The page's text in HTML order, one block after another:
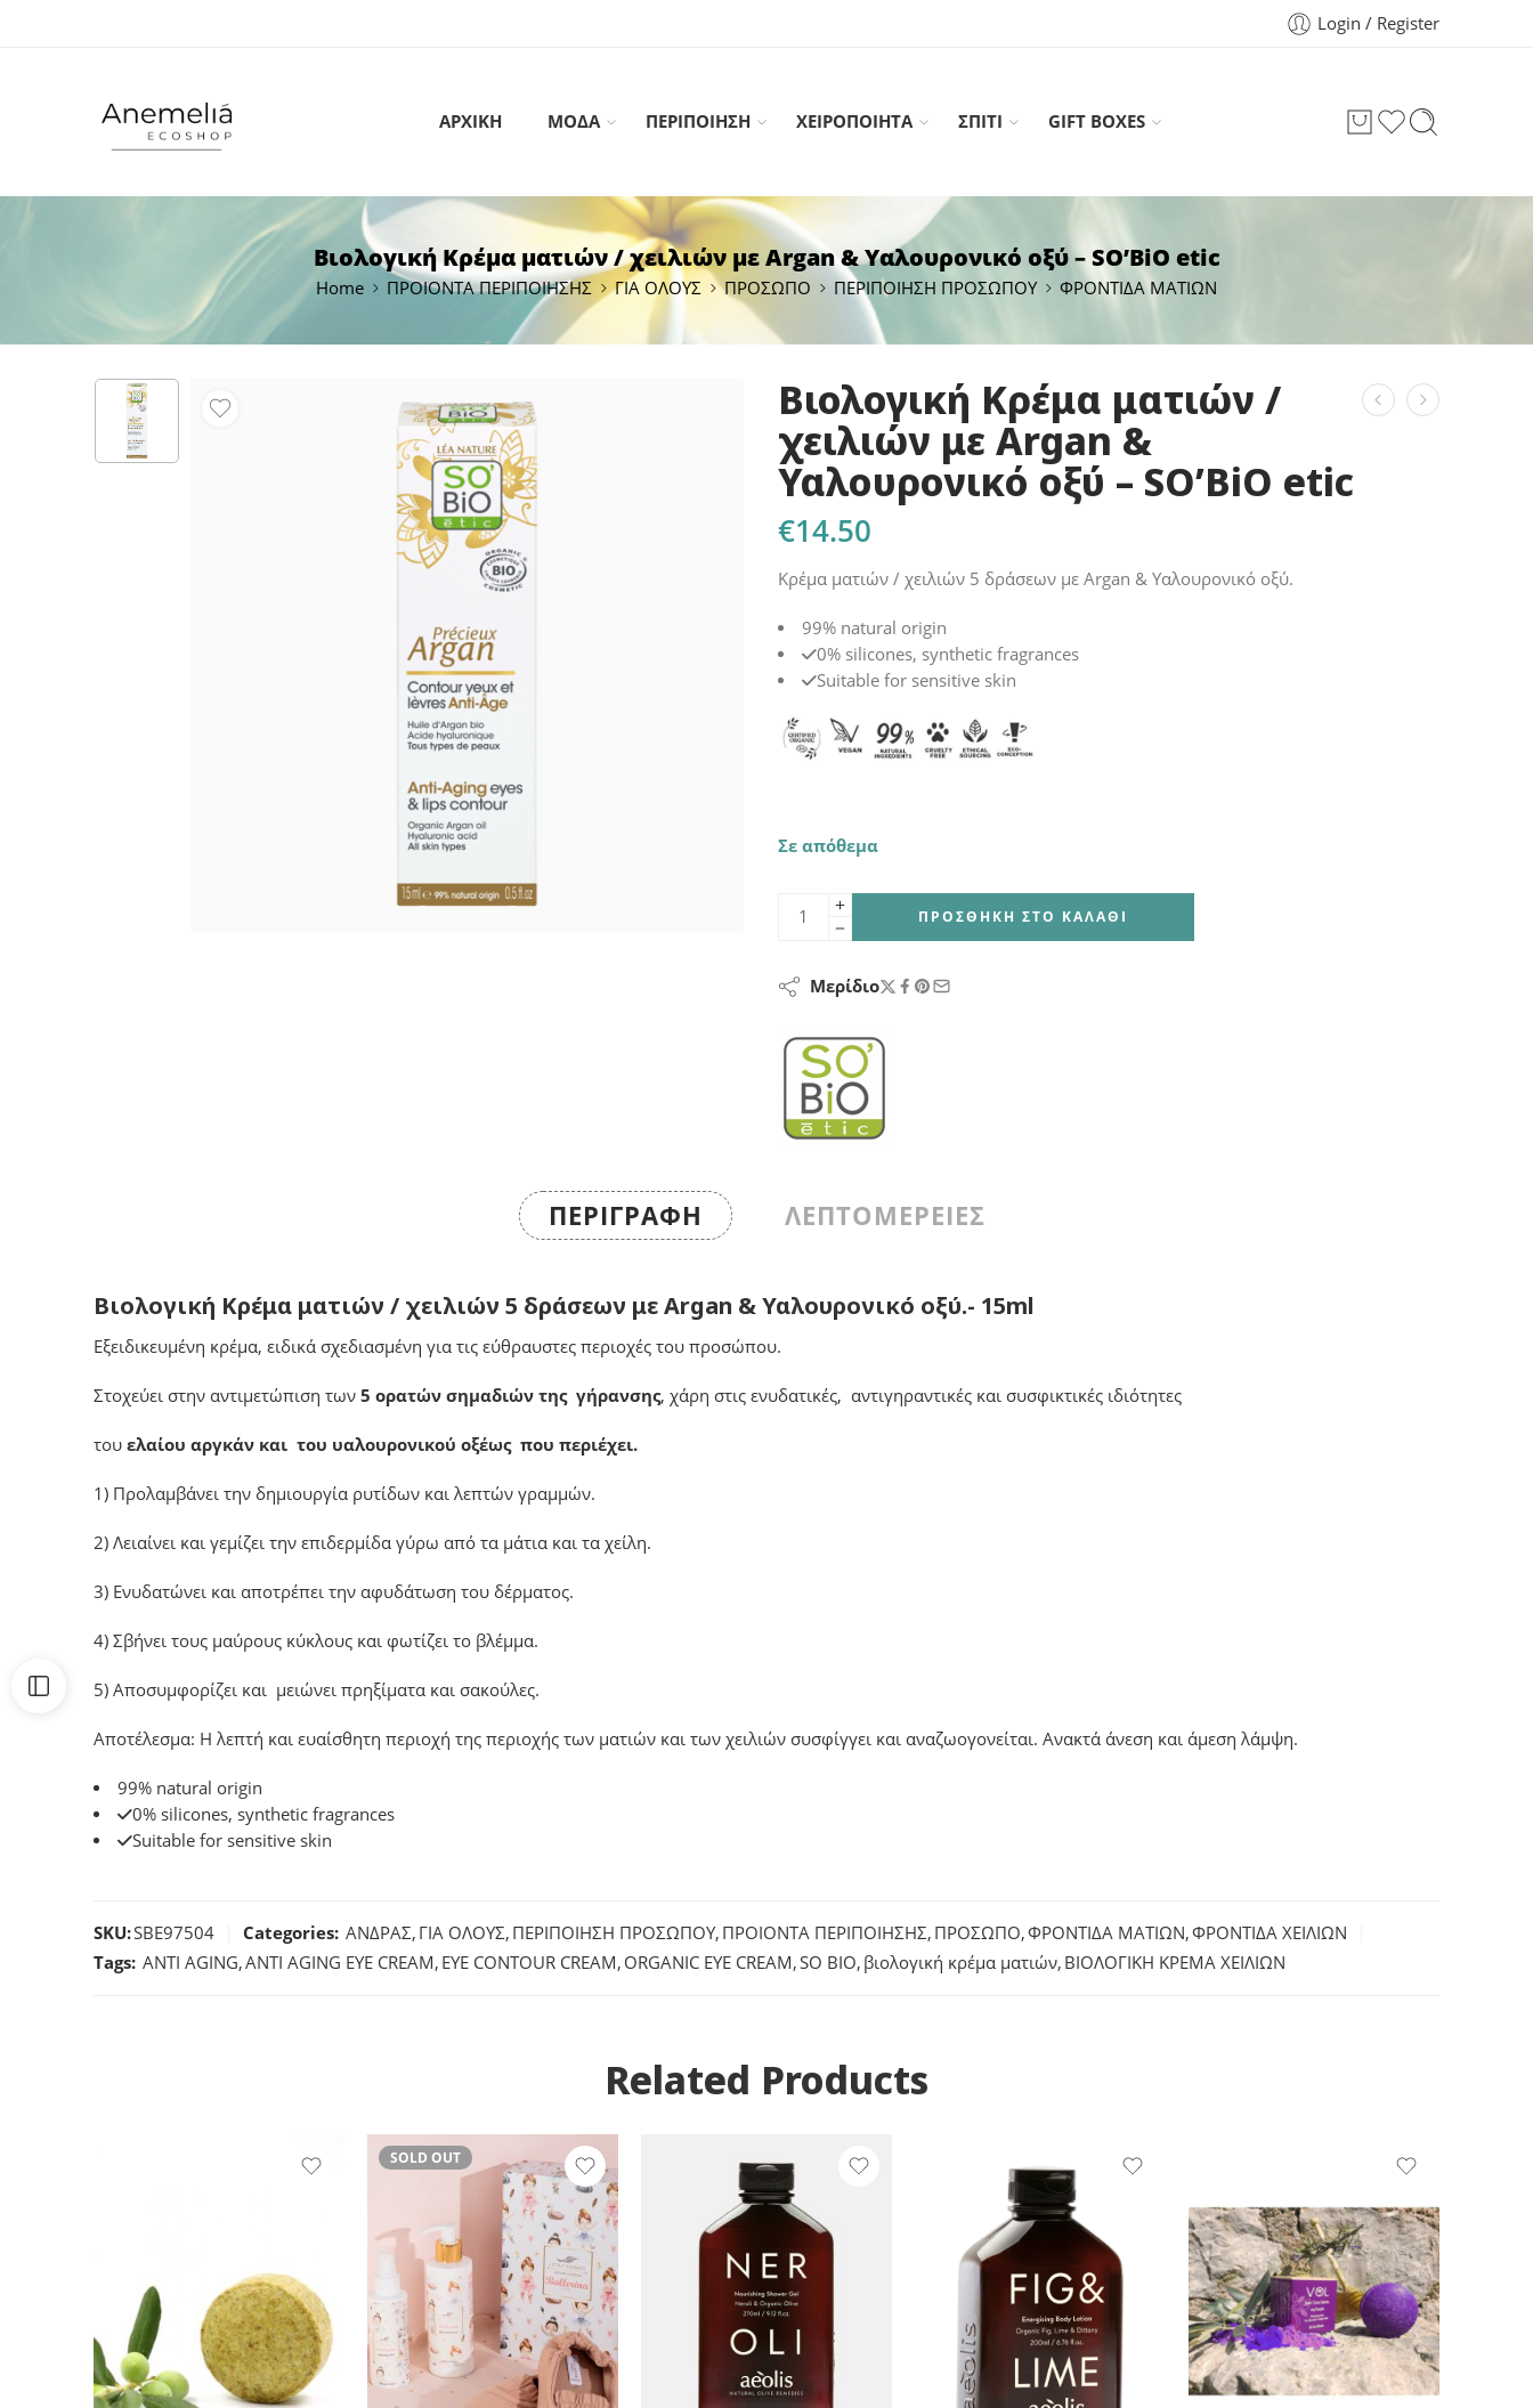
Login / Register
ΑΡΧΙΚΗ ΜΟΔΑ ΠΕΡΙΠΟΙΗΣΗ ΧΕΙΡΟΠΟΙΗΤΑ ΣΠΙΤΙ GIFT BOXES
Βιολογική Kρέμα ματιών / χειλιών με Argan & Υαλουρονικό οξύ – SO’BiO etic
Home ΠΡΟΙΟΝΤΑ ΠΕΡΙΠΟΙΗΣΗΣ ΓΙΑ ΟΛΟΥΣ ΠΡΟΣΩΠΟ ΠΕΡΙΠΟΙΗΣΗ ΠΡΟΣΩΠΟY ΦΡΟΝΤΙΔΑ ΜΑΤΙΩΝ
Βιολογική Kρέμα ματιών /
χειλιών με Argan &
Υαλουρονικό οξύ – SO’BiO etic
€14.50
Kρέμα ματιών / χειλιών 5 δράσεων με Argan & Υαλουρονικό οξύ.
99% natural origin
0% silicones, synthetic fragrances
Suitable for sensitive skin
Σε απόθεμα
ΠΡΟΣΘΉΚΗ ΣΤΟ ΚΑΛΆΘΙ
Μερίδιο
ΠΕΡΙΓΡΑΦΉ ΛΕΠΤΟΜΕΡΕΙΕΣ
Βιολογική Kρέμα ματιών / χειλιών 5 δράσεων με Argan & Υαλουρονικό οξύ.- 15ml
Εξειδικευμένη κρέμα, ειδικά σχεδιασμένη για τις εύθραυστες περιοχές του προσώπου.
Στοχεύει στην αντιμετώπιση των 5 ορατών σημαδιών της γήρανσης, χάρη στις ενυδατικές, αντιγηραντικές και συσφικτικές ιδιότητες
του ελαίου αργκάν και του υαλουρονικού οξέως που περιέχει.
1) Προλαμβάνει την δημιουργία ρυτίδων και λεπτών γραμμών.
2) Λειαίνει και γεμίζει την επιδερμίδα γύρω από τα μάτια και τα χείλη.
3) Ενυδατώνει και αποτρέπει την αφυδάτωση του δέρματος.
4) Σβήνει τους μαύρους κύκλους και φωτίζει το βλέμμα.
5) Αποσυμφορίζει και μειώνει πρηξίματα και σακούλες.
Αποτέλεσμα: H λεπτή και ευαίσθητη περιοχή της περιοχής των ματιών και των χειλιών συσφίγγει και αναζωογονείται. Ανακτά άνεση και άμεση λάμψη.
99% natural origin
0% silicones, synthetic fragrances
Suitable for sensitive skin
SKU:SBE97504 Categories: ΑΝΔΡΑΣ, ΓΙΑ ΟΛΟΥΣ, ΠΕΡΙΠΟΙΗΣΗ ΠΡΟΣΩΠΟY, ΠΡΟΙΟΝΤΑ ΠΕΡΙΠΟΙΗΣΗΣ, ΠΡΟΣΩΠΟ,ΦΡΟΝΤΙΔΑ ΜΑΤΙΩΝ,ΦΡΟΝΤΙΔΑ ΧΕΙΛΙΩΝ
Tags: ANTI AGING,ANTI AGING EYE CREAM, EYE CONTOUR CREAM, ORGANIC EYE CREAM,SO BIO, βιολογική κρέμα ματιών, ΒΙΟΛΟΓΙΚΗ ΚΡΕΜΑ ΧΕΙΛΙΩΝ
Related Products
SOLD OUT